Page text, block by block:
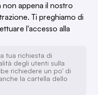
appena il nostro
Ti preghiamo di
l'accesso alla
tua richiesta di
degli utenti sulla
richiedere un po' di
la cartella dello